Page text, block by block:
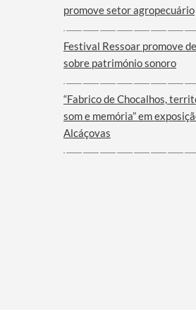
promove setor agropecuário
Festival Ressoar promove
sobre património sonoro
“Fabrico de Chocalhos,
som e memória” em
Alcáçovas